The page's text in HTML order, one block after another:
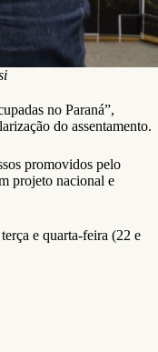
no Paraná”,
do assentamento.
promovidos pelo
projeto nacional e
e quarta-feira (22 e